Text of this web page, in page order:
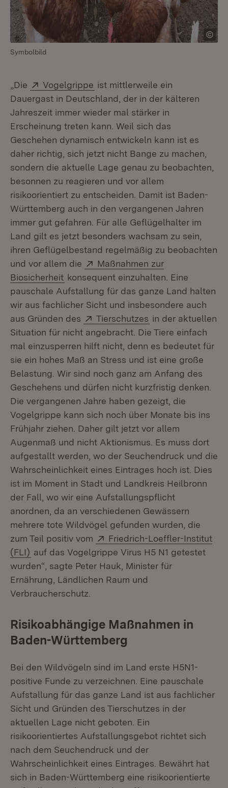
Symbolbild
„Die Extern:
Vogelgrippe (Öffnet in neuem Fenster)
ist mittlerweile ein
Dauergast in Deutschland, der in der kälteren
Jahreszeit immer wieder mal stärker in
Erscheinung treten kann. Weil sich das
Geschehen dynamisch entwickeln kann ist es
daher richtig, sich jetzt nicht Bange zu machen,
sondern die aktuelle Lage genau zu beobachten,
besonnen zu reagieren und vor allem
risikoorientiert zu entscheiden. Damit ist Baden-
Württemberg auch in den vergangenen Jahren
immer gut gefahren. Für alle Geflügelhalter im
Land gilt es jetzt besonders wachsam zu sein,
ihren Geflügelbestand regelmäßig zu beobachten
und vor allem die
Extern:
Maßnahmen zur
Biosicherheit (Öffnet in neuem Fenster)
konsequent einzuhalten. Eine
pauschale Aufstallung für das ganze Land halten
wir aus fachlicher Sicht und insbesondere auch
aus Gründen des
Extern:
Tierschutzes (Öffnet in neuem
in der aktuellen
Situation für nicht angebracht. Die Tiere einfach
mal einzusperren hilft nicht, denn es bedeutet für
sie ein hohes Maß an Stress und ist eine große
Belastung. Wir sind noch ganz am Anfang des
Geschehens und dürfen nicht kurzfristig denken.
Die vergangenen Jahre haben gezeigt, die
Vogelgrippe kann sich noch über Monate bis ins
Frühjahr ziehen. Daher gilt jetzt vor allem
Augenmaß und nicht Aktionismus. Es muss dort
aufgestallt werden, wo der Seuchendruck und die
Wahrscheinlichkeit eines Eintrages hoch ist. Dies
ist im Moment in Stadt und Landkreis Heilbronn
der Fall, wo wir eine Aufstallungspflicht
anordnen, da an verschiedenen Gewässern
mehrere tote Wildvögel gefunden wurden, die
zum Teil positiv vom
Extern:
Friedrich-Loeffler-Institut
(FLI) (Öffnet in neuem Fenster)
auf das Vogelgrippe Virus H5 N1 getestet
wurden“, sagte Peter Hauk, Minister für
Ernährung, Ländlichen Raum und
Verbraucherschutz.
Risikoabhängige Maßnahmen in
Baden-Württemberg
Bei den Wildvögeln sind im Land erste H5N1-
positive Funde zu verzeichnen. Eine pauschale
Aufstallung für das ganze Land ist aus fachlicher
Sicht und Gründen des Tierschutzes in der
aktuellen Lage nicht geboten. Ein
risikoorientiertes Aufstallungsgebot richtet sich
nach dem Seuchendruck und der
Wahrscheinlichkeit eines Eintrages. Bewährt hat
sich in Baden-Württemberg eine risikoorientierte